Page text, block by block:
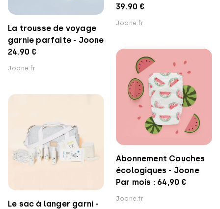
39.90 €
Joone.fr
La trousse de voyage
garnie parfaite - Joone
24.90 €
Joone.fr
Abonnement Couches
écologiques - Joone
Par mois : 64,90 €
Joone.fr
Le sac à langer garni -